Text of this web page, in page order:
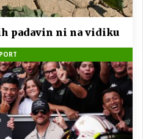
padavin ni na vidiku